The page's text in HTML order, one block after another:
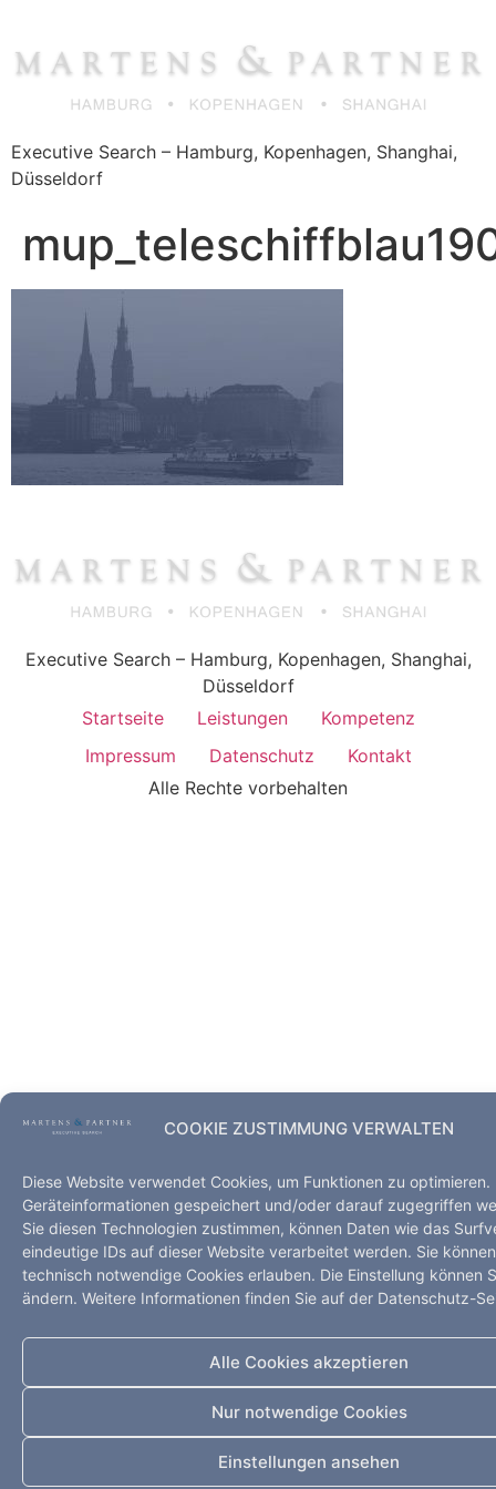
COOKIE ZUSTIMMUNG VERWALTEN
Diese Website verwendet Cookies, um Funktionen zu optimieren.
Geräteinformationen gespeichert und/oder darauf zugegriffen
Sie diesen Technologien zustimmen, können Daten wie das
eindeutige IDs auf dieser Website verarbeitet werden. Sie
technisch notwendige Cookies erlauben. Die Einstellung können
ändern. Weitere Informationen finden Sie auf der Datenschutz-
Alle Cookies akzeptieren
Nur notwendige Cookies
Einstellungen ansehen
springen
Executive Search – Hamburg, Kopenhagen, Shanghai,
Düsseldorf
Executive Search – Hamburg, Kopenhagen, Shanghai,
Düsseldorf
Startseite
Leistungen
Kompetenz
Impressum
Datenschutz
Kontakt
Alle Rechte vorbehalten